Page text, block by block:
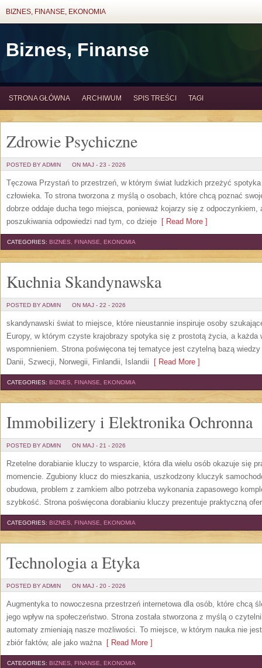
BIZNES, FINANSE, EKONOMIA
Biznes, Finanse
STRONA GŁÓWNA ARCHIWUM SPIS TREŚCI TAGI
Zdrowie Psychiczne
POSTED BY ADMIN ON MAJ - 23 - 2026
Tęczowa Przystań to przestrzeń, w którym świat ludzkich przeżyć
człowieka. To strona tworzona z myślą o osobach, które chcą poznać
dobrze oddaje ducha tego miejsca, ponieważ kojarzy się z odpoczynkiem,
poszukiwania odpowiedzi nad tym, co dzieje [ Read More ]
CATEGORIES: BIZNES, FINANSE, EKONOMIA
Kuchnia Skandynawska
POSTED BY ADMIN ON MAJ - 22 - 2026
skandynawski świat to miejsce, które nieustannie inspiruje osoby
Europy, w którym czyste krajobrazy spotyka się z prostotą życia, a
wspomnieniem. Strona poświęcona tej tematyce jest czytelną bazą
Danii, Szwecji, Norwegii, Finlandii, Islandii [ Read More ]
CATEGORIES: BIZNES, FINANSE, EKONOMIA
Immobilizery i Elektronika Ochronna
POSTED BY ADMIN ON MAJ - 21 - 2026
Rzetelne dorabianie kluczy to wsparcie, która dla wielu osób okazuje się
momencie. Zgubiony klucz do mieszkania, uszkodzony kluczyk
obudowa, problem z zamkiem albo potrzeba wykonania zapasowego
szybkość. Strona poświęcona dorabianiu kluczy prezentuje praktyczną
CATEGORIES: BIZNES, FINANSE, EKONOMIA
Technologia a Etyka
POSTED BY ADMIN ON MAJ - 20 - 2026
Augmentyka to nowoczesna przestrzeń internetowa dla osób, które chcą
jego wpływ na społeczeństwo. Strona została stworzona z myślą o
automaty zmieniają nasze możliwości. To miejsce, w którym nauka nie
zbiór faktów, ale jako ważna[ Read More ]
CATEGORIES: BIZNES, FINANSE, EKONOMIA